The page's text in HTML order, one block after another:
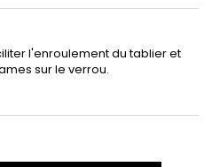
l'enroulement du tablier et
sur le verrou.